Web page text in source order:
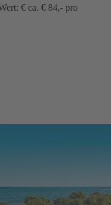
€ ca. € 84,- pro